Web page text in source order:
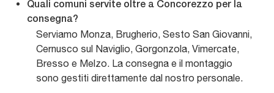
Quali comuni servite oltre a Concorezzo per la
consegna?
Serviamo Monza, Brugherio, Sesto San Giovanni,
Cernusco sul Naviglio, Gorgonzola, Vimercate,
Bresso e Melzo. La consegna e il montaggio
sono gestiti direttamente dal nostro personale.